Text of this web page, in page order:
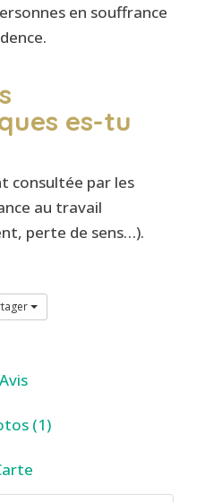
en souffrance
es-tu
consultée par les
au travail
perte de sens…).
Avis
(1)